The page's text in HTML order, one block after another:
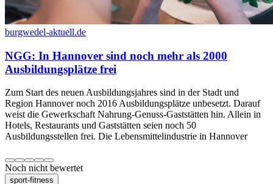
burgwedel-aktuell.de
NGG: In Hannover sind noch mehr als 2000
Ausbildungsplätze frei
Zum Start des neuen Ausbildungsjahres sind in der Stadt und
Region Hannover noch 2016 Ausbildungsplätze unbesetzt. Darauf
weist die Gewerkschaft Nahrung-Genuss-Gaststätten hin. Allein in
Hotels, Restaurants und Gaststätten seien noch 50
Ausbildungsstellen frei. Die Lebensmittelindustrie in Hannover
Noch nicht bewertet
sport-fitness